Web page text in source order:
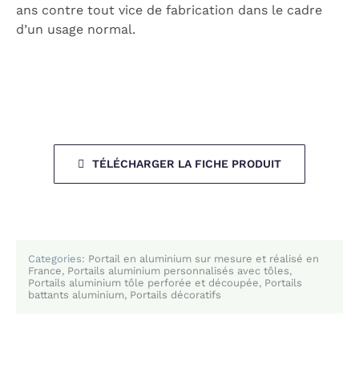
ans contre tout vice de fabrication dans le cadre
d’un usage normal.
TÉLÉCHARGER LA FICHE PRODUIT
Categories: Portail en aluminium sur mesure et réalisé en
France, Portails aluminium personnalisés avec tôles,
Portails aluminium tôle perforée et découpée, Portails
battants aluminium, Portails décoratifs